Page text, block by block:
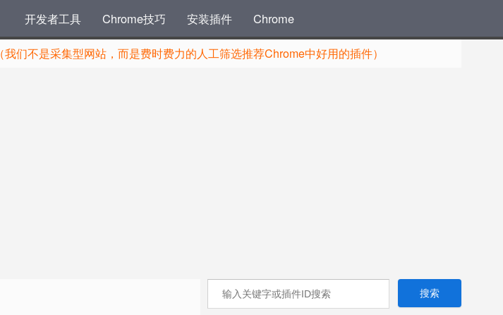
开发者工具 Chrome技巧 安装插件 Chrome
（我们不是采集型网站，而是费时费力的人工筛选推荐Chrome中好用的插件）